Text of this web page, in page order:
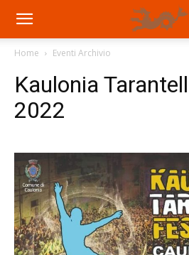
Home Eventi Archivio
Kaulonia
2022